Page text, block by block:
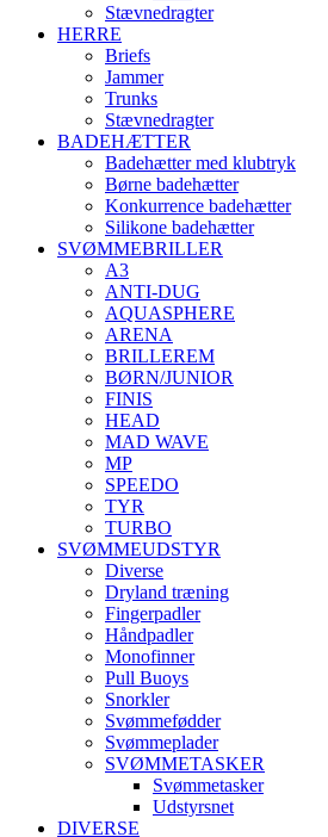
Stævnedragter
HERRE
Briefs
Jammer
Trunks
Stævnedragter
BADEHÆTTER
Badehætter med klubtryk
Børne badehætter
Konkurrence badehætter
Silikone badehætter
SVØMMEBRILLER
A3
ANTI-DUG
AQUASPHERE
ARENA
BRILLEREM
BØRN/JUNIOR
FINIS
HEAD
MAD WAVE
MP
SPEEDO
TYR
TURBO
SVØMMEUDSTYR
Diverse
Dryland træning
Fingerpadler
Håndpadler
Monofinner
Pull Buoys
Snorkler
Svømmefødder
Svømmeplader
SVØMMETASKER
Svømmetasker
Udstyrsnet
DIVERSE